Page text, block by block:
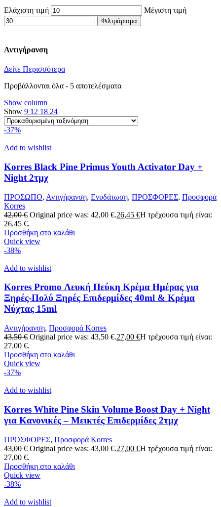
Ελάχιστη τιμή Μέγιστη τιμή
Φιλτράρισμα
Αντιγήρανση
Δείτε Περισσότερα
Προβάλλονται όλα - 5 αποτελέσματα
Show column
Show 9 12 18 24
-37%
Add to wishlist
Korres Black Pine Primus Youth Activator Day +
Night 2τμχ
ΠΡΟΣΩΠΟ, Αντιγήρανση, Ενυδάτωση, ΠΡΟΣΦΟΡΕΣ, Προσφορά
Korres
42,00€ Original price was: 42,00 €.26,45 €Η τρέχουσα τιμή είναι:
26,45 €.
Προσθήκη στο καλάθι
Quick view
-38%
Add to wishlist
Korres Promo Λευκή Πεύκη Κρέμα Ημέρας για
Ξηρές-Πολύ Ξηρές Επιδερμίδες 40ml & Κρέμα
Νύχτας 15ml
Αντιγήρανση, Προσφορά Korres
43,50€ Original price was: 43,50 €.27,00 €Η τρέχουσα τιμή είναι:
27,00 €.
Προσθήκη στο καλάθι
Quick view
-37%
Add to wishlist
Korres White Pine Skin Volume Boost Day + Night
για Κανονικές – Μεικτές Επιδερμίδες 2τμχ
ΠΡΟΣΦΟΡΕΣ, Προσφορά Korres
43,00€ Original price was: 43,00 €.27,00 €Η τρέχουσα τιμή είναι:
27,00 €.
Προσθήκη στο καλάθι
Quick view
-38%
Add to wishlist